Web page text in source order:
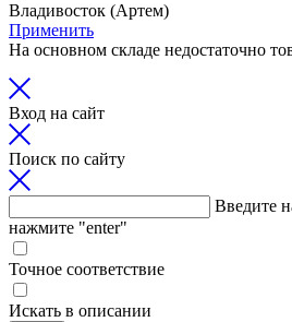
Владивосток (Артем)
Применить
На основном складе недостаточно
Вход на сайт
Поиск по сайту
Введите
нажмите "enter"
Точное соответствие
Искать в описании